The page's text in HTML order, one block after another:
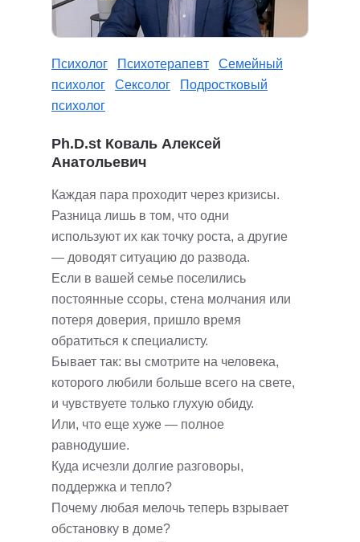
Психолог Психотерапевт
Семейный
психолог
Сексолог
Подростковый
психолог
Ph.D.st Коваль Алексей
Анатольевич
Каждая пара проходит через кризисы.
Разница лишь в том, что одни
используют их как точку роста, а другие
— доводят ситуацию до развода.
Если в вашей семье поселились
постоянные ссоры, стена молчания или
потеря доверия, пришло время
обратиться к специалисту.
Бывает так: вы смотрите на человека,
которого любили больше всего на свете,
и чувствуете только глухую обиду.
Или, что еще хуже — полное
равнодушие.
Куда исчезли долгие разговоры,
поддержка и тепло?
Почему любая мелочь теперь взрывает
обстановку в доме?